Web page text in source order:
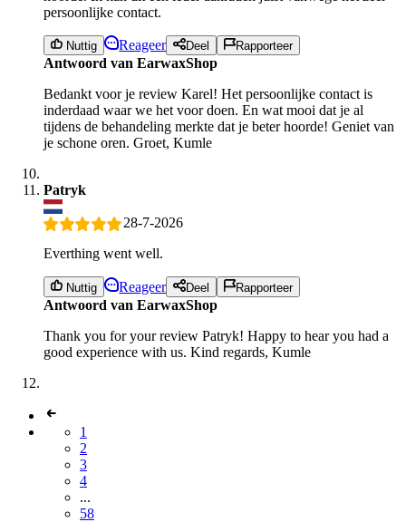
persoonlijke contact.
Nuttig Reageer Deel Rapporteer
Antwoord van EarwaxShop
Bedankt voor je review Karel! Het persoonlijke contact is
inderdaad waar we het voor doen. En wat mooi dat je al
tijdens de behandeling merkte dat je beter hoorde! Geniet van
je schone oren. Groet, Kumle
Patryk
28-7-2026
Everthing went well.
Nuttig Reageer Deel Rapporteer
Antwoord van EarwaxShop
Thank you for your review Patryk! Happy to hear you had a
good experience with us. Kind regards, Kumle
1
2
3
4
...
58